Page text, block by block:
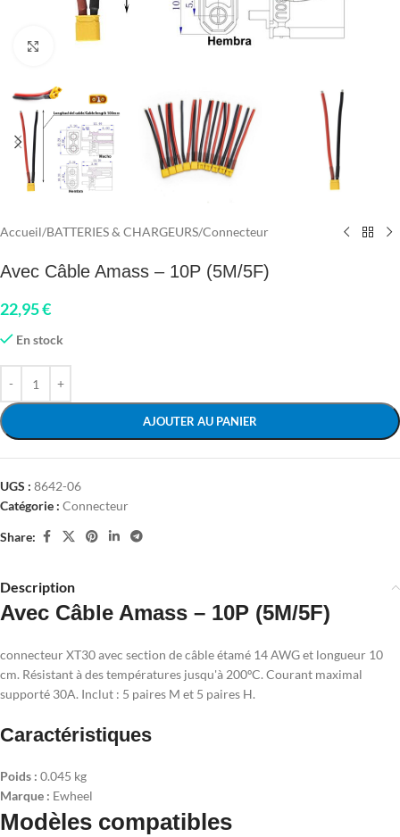
Click to enlarge
Accueil/BATTERIES & CHARGEURS/Connecteur
Avec Câble Amass – 10P (5M/5F)
22,95€
En stock
AJOUTER AU PANIER
UGS : 8642-06
Catégorie : Connecteur
Share:
Description
Avec Câble Amass – 10P (5M/5F)
connecteur XT30 avec section de câble étamé 14 AWG et longueur 10
cm. Résistant à des températures jusqu'à 200ºC. Courant maximal
supporté 30A. Inclut : 5 paires M et 5 paires H.
Caractéristiques
Poids : 0.045 kg
Marque : Ewheel
Modèles compatibles